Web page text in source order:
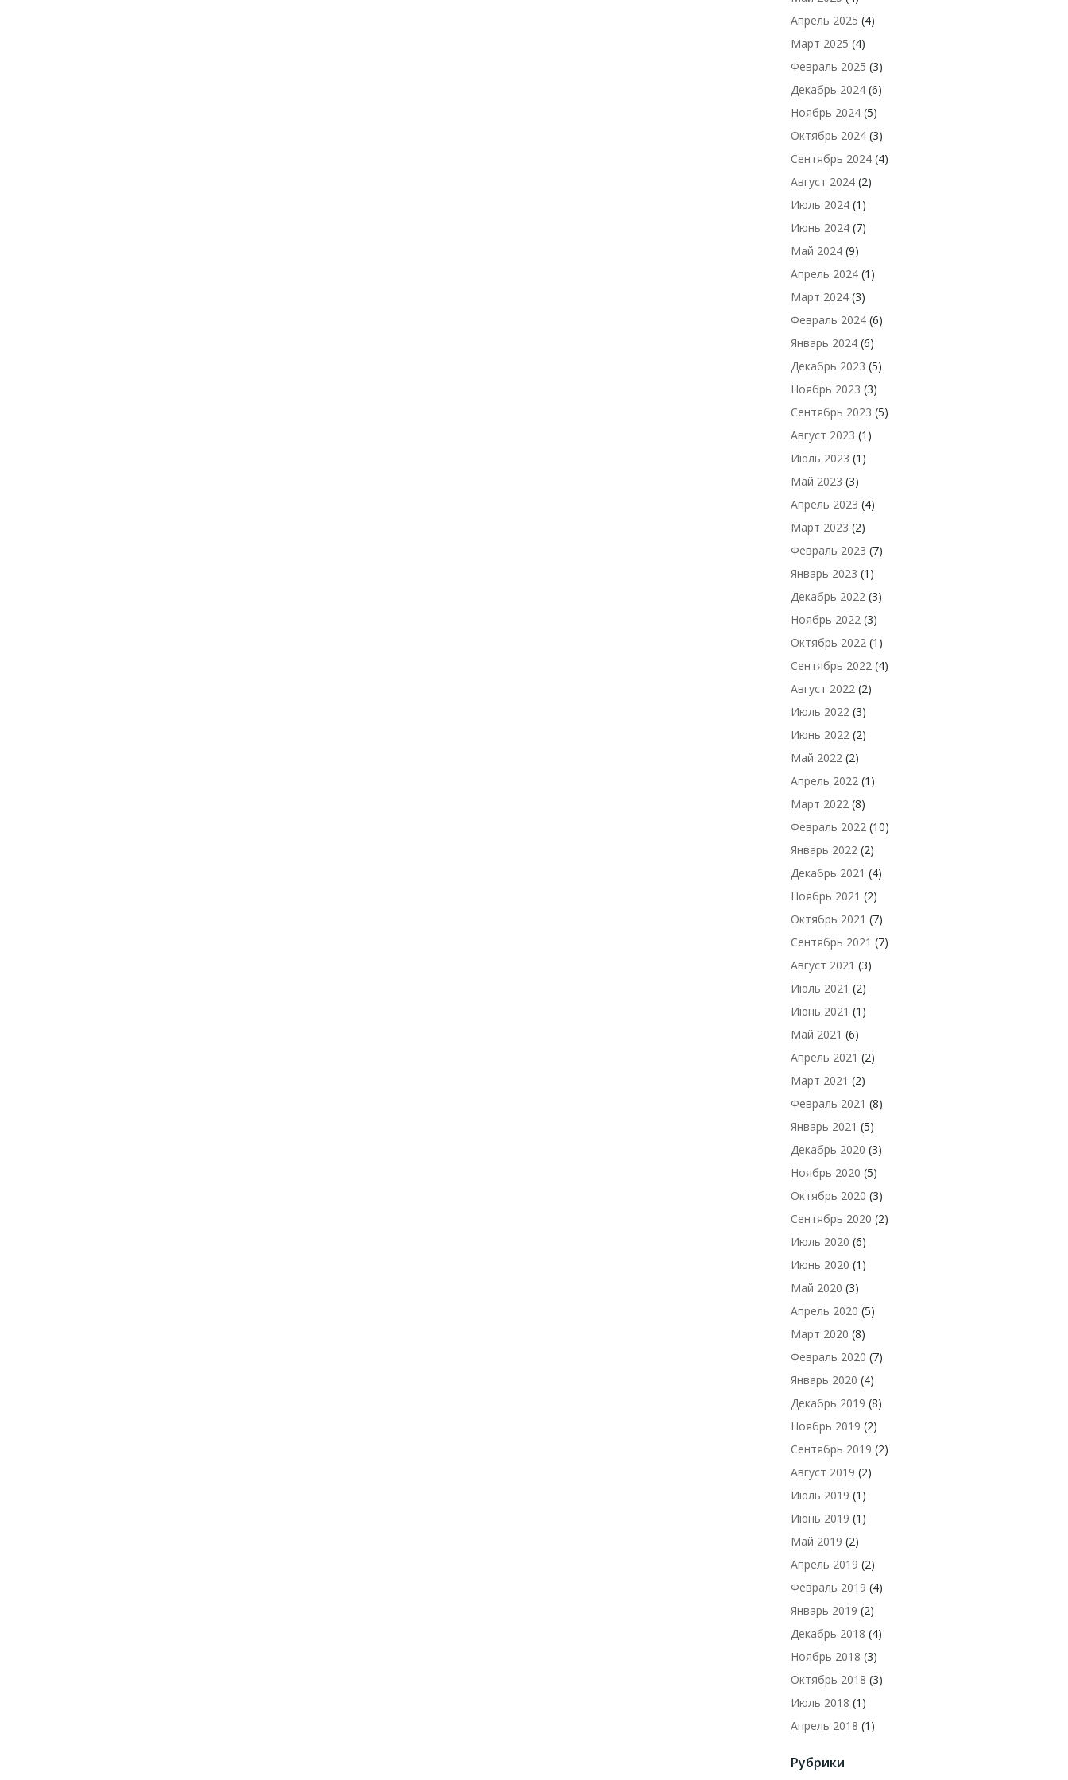
Апрель 2025 (4)
Март 2025 (4)
Февраль 2025 (3)
Декабрь 2024 (6)
Ноябрь 2024 (5)
Октябрь 2024 (3)
Сентябрь 2024 (4)
Август 2024 (2)
Июль 2024 (1)
Июнь 2024 (7)
Май 2024 (9)
Апрель 2024 (1)
Март 2024 (3)
Февраль 2024 (6)
Январь 2024 (6)
Декабрь 2023 (5)
Ноябрь 2023 (3)
Сентябрь 2023 (5)
Август 2023 (1)
Июль 2023 (1)
Май 2023 (3)
Апрель 2023 (4)
Март 2023 (2)
Февраль 2023 (7)
Январь 2023 (1)
Декабрь 2022 (3)
Ноябрь 2022 (3)
Октябрь 2022 (1)
Сентябрь 2022 (4)
Август 2022 (2)
Июль 2022 (3)
Июнь 2022 (2)
Май 2022 (2)
Апрель 2022 (1)
Март 2022 (8)
Февраль 2022 (10)
Январь 2022 (2)
Декабрь 2021 (4)
Ноябрь 2021 (2)
Октябрь 2021 (7)
Сентябрь 2021 (7)
Август 2021 (3)
Июль 2021 (2)
Июнь 2021 (1)
Май 2021 (6)
Апрель 2021 (2)
Март 2021 (2)
Февраль 2021 (8)
Январь 2021 (5)
Декабрь 2020 (3)
Ноябрь 2020 (5)
Октябрь 2020 (3)
Сентябрь 2020 (2)
Июль 2020 (6)
Июнь 2020 (1)
Май 2020 (3)
Апрель 2020 (5)
Март 2020 (8)
Февраль 2020 (7)
Январь 2020 (4)
Декабрь 2019 (8)
Ноябрь 2019 (2)
Сентябрь 2019 (2)
Август 2019 (2)
Июль 2019 (1)
Июнь 2019 (1)
Май 2019 (2)
Апрель 2019 (2)
Февраль 2019 (4)
Январь 2019 (2)
Декабрь 2018 (4)
Ноябрь 2018 (3)
Октябрь 2018 (3)
Июль 2018 (1)
Апрель 2018 (1)
Рубрики